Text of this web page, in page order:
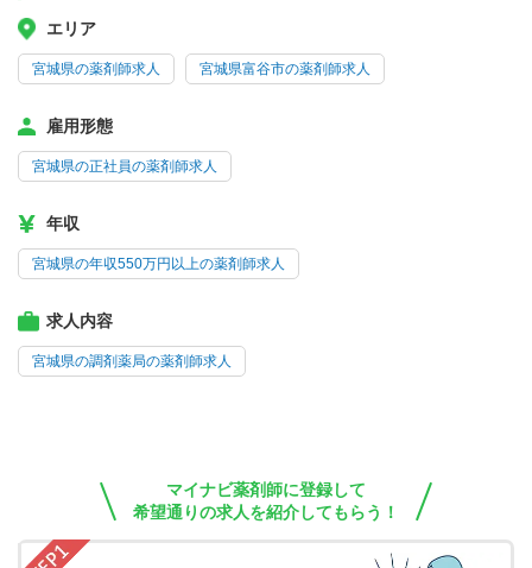
エリア
宮城県の薬剤師求人 宮城県富谷市の薬剤師求人
雇用形態
宮城県の正社員の薬剤師求人
年収
宮城県の年収550万円以上の薬剤師求人
求人内容
宮城県の調剤薬局の薬剤師求人
マイナビ薬剤師に登録して
希望通りの求人を紹介してもらう！